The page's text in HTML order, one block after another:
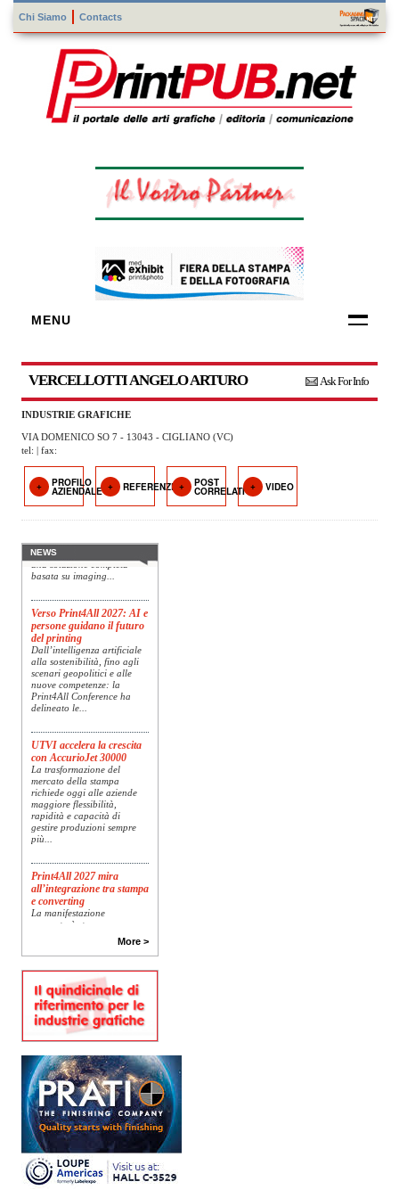
Chi Siamo Contacts
MENU
ZOOM
TEMATICI
Ask For Info
VERCELLOTTI ANGELO ARTURO
INDUSTRIE GRAFICHE
VIA DOMENICO SO 7 - 13043 - CIGLIANO (VC)
tel: | fax:
PROFILO
AZIENDALE REFERENZE POST
CORRELATI VIDEO
NEWS
Konica Minolta presenta
presenta Specim RETEX,
una soluzione completa
basata su imaging...
Verso Print4All 2027: AI e
persone guidano il futuro
del printing
Dall’intelligenza artificiale
alla sostenibilità, fino agli
scenari geopolitici e alle
nuove competenze: la
Print4All Conference ha
delineato le...
UTVI accelera la crescita
con AccurioJet 30000
La trasformazione del
mercato della stampa
richiede oggi alle aziende
maggiore flessibilità,
rapidità e capacità di
gestire produzioni sempre
più...
Print4All 2027 mira
all’integrazione tra stampa
e converting
La manifestazione
racconterà stampa e
package printing alle
applicazioni industriali, fino
Platinum Technologies
presenta SIGNATURE
Flatbed
sviluppo e analisi
approfondita delle reali
esigenze produttive del
mercato, Platinum
Technologies, centro
europeo di ricerca e...
Polyedra diventa un
marchio europeo: nasce
Polyedra Distribution
More >